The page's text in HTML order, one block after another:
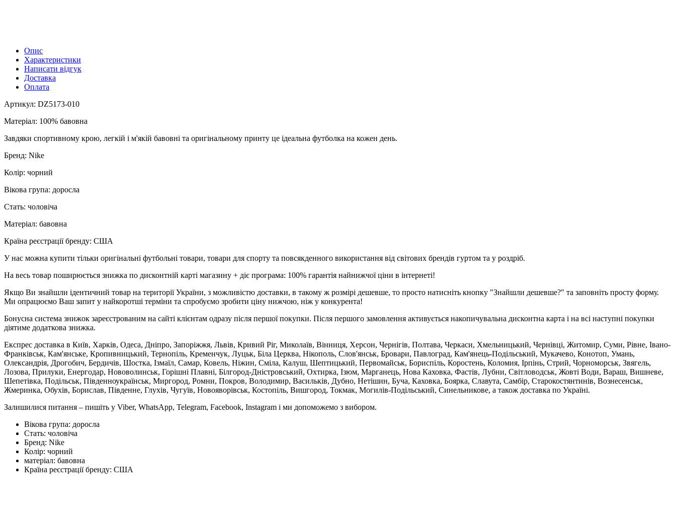
Опис
Характеристики
Написати відгук
Доставка
Оплата
Артикул: DZ5173-010
Матеріал: 100% бавовна
Завдяки спортивному крою, легкій і м'якій бавовні та оригінальному принту це ідеальна футболка на кожен день.
Бренд: Nike
Колір: чорний
Вікова група: доросла
Стать: чоловіча
Матеріал: бавовна
Країна реєстрації бренду: США
У нас можна купити тільки оригінальні футбольні товари, товари для спорту та повсякденного використання від світових брендів гуртом та у роздріб.
На весь товар поширюється знижка по дисконтній карті магазину + діє програма: 100% гарантія найнижчої ціни в інтернеті!
Якщо Ви знайшли ідентичний товар на території України, з можливістю доставки, в такому ж розмірі дешевше, то просто натисніть кнопку "Знайшли дешевше?" та заповніть просту форму.
Ми опрацюємо Ваш запит у найкоротші терміни та спробуємо зробити ціну нижчою, ніж у конкурента!
Бонусна система знижок зареєстрованим на сайті клієнтам одразу після першої покупки. Після першого замовлення активується накопичувальна дисконтна карта і на всі наступні покупки
діятиме додаткова знижка.
Експрес доставка в Київ, Харків, Одеса, Дніпро, Запоріжжя, Львів, Кривий Ріг, Миколаїв, Вінниця, Херсон, Чернігів, Полтава, Черкаси, Хмельницький, Чернівці, Житомир, Суми, Рівне, Івано-
Франківськ, Кам'янське, Кропивницький, Тернопіль, Кременчук, Луцьк, Біла Церква, Нікополь, Слов'янськ, Бровари, Павлоград, Кам'янець-Подільський, Мукачево, Конотоп, Умань,
Олександрія, Дрогобич, Бердичів, Шостка, Ізмаїл, Самар, Ковель, Ніжин, Сміла, Калуш, Шептицький, Первомайськ, Бориспіль, Коростень, Коломия, Ірпінь, Стрий, Чорноморськ, Звягель,
Лозова, Прилуки, Енергодар, Нововолинськ, Горішні Плавні, Білгород-Дністровський, Охтирка, Ізюм, Марганець, Нова Каховка, Фастів, Лубни, Світловодськ, Жовті Води, Вараш, Вишневе,
Шепетівка, Подільськ, Південноукраїнськ, Миргород, Ромни, Покров, Володимир, Васильків, Дубно, Нетішин, Буча, Каховка, Боярка, Славута, Самбір, Старокостянтинів, Вознесенськ,
Жмеринка, Обухів, Борислав, Південне, Глухів, Чугуїв, Новояворівськ, Костопіль, Вишгород, Токмак, Могилів-Подільський, Синельникове, а також доставка по Україні.
Залишилися питання – пишіть у Viber, WhatsApp, Telegram, Facebook, Instagram і ми допоможемо з вибором.
Вікова група: доросла
Стать: чоловіча
Бренд: Nike
Колір: чорний
матеріал: бавовна
Країна реєстрації бренду: США